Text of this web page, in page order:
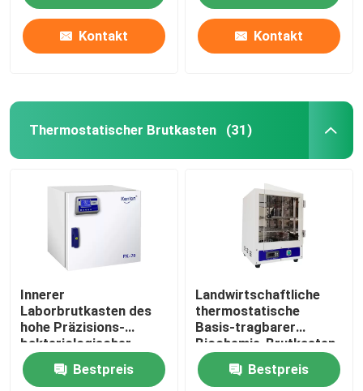
Kontakt Kontakt
Thermostatischer Brutkasten (31)
Innerer
Laborbrutkasten des
hohe Präzisions-
bakteriologischer
Brutkasten-SUS304
Bestpreis
Landwirtschaftliche
thermostatische
Basis-tragbarer
Biochemie-Brutkasten
des Brutkasten-110V
220V
Bestpreis